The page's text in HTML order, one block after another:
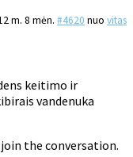
m. 8 mėn. #4620 nuo vitas
keitimo ir
vandenuka
the conversation.